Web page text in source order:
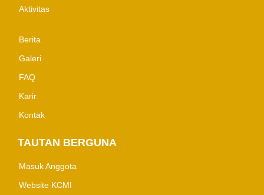
Aktivitas
Berita
Galeri
FAQ
Karir
Kontak
TAUTAN BERGUNA
Masuk Anggota
Website KCMI